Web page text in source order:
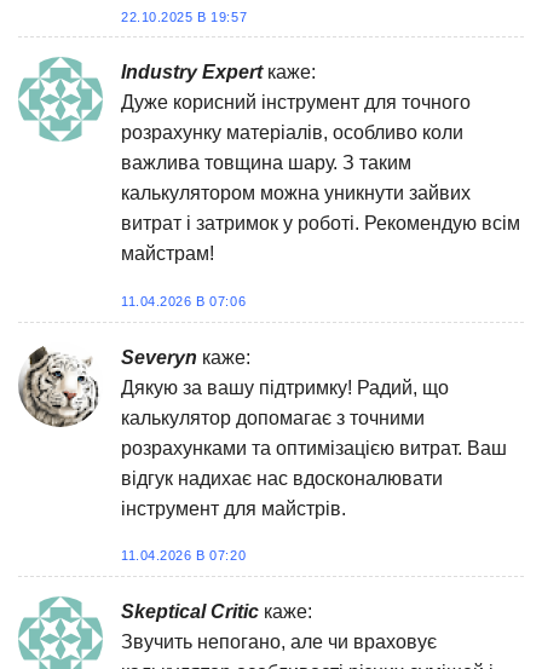
22.10.2025 В 19:57
Industry Expert каже:
Дуже корисний інструмент для точного
розрахунку матеріалів, особливо коли
важлива товщина шару. З таким
калькулятором можна уникнути зайвих
витрат і затримок у роботі. Рекомендую всім
майстрам!
11.04.2026 В 07:06
Severyn каже:
Дякую за вашу підтримку! Радий, що
калькулятор допомагає з точними
розрахунками та оптимізацією витрат. Ваш
відгук надихає нас вдосконалювати
інструмент для майстрів.
11.04.2026 В 07:20
Skeptical Critic каже:
Звучить непогано, але чи враховує